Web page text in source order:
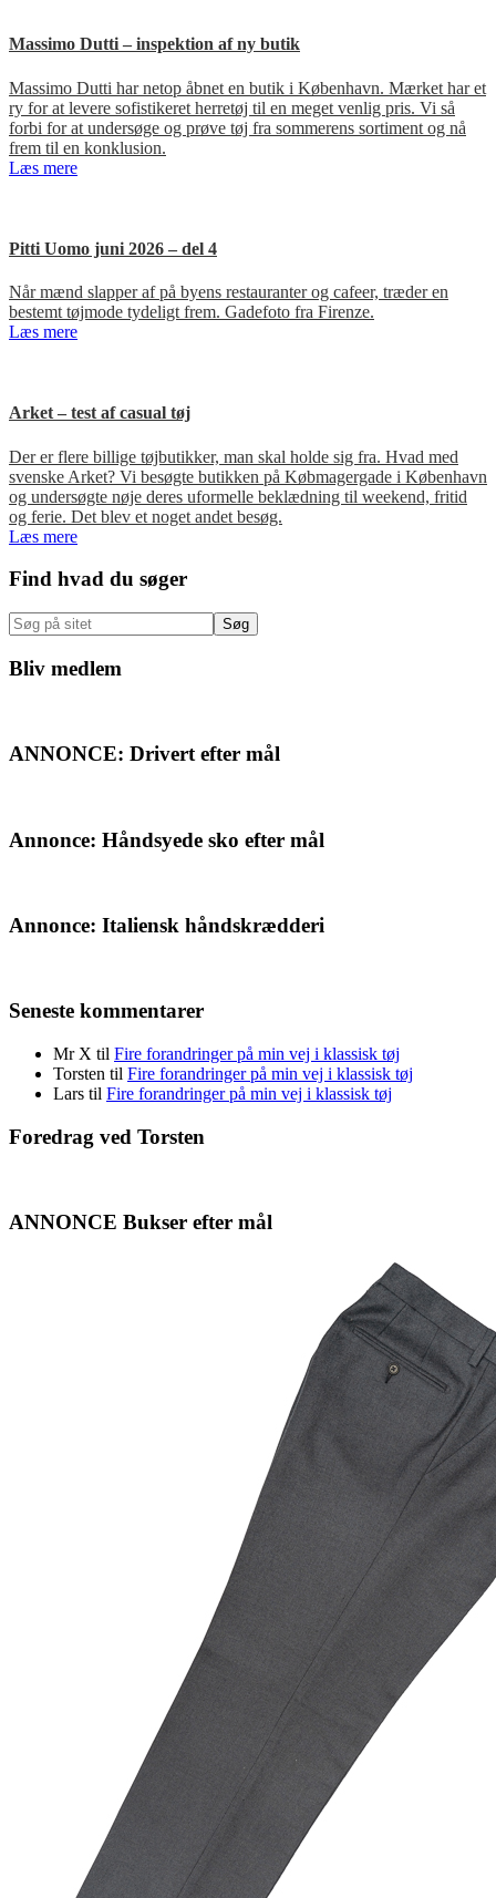
Massimo Dutti – inspektion af ny butik
Massimo Dutti har netop åbnet en butik i København. Mærket har et
ry for at levere sofistikeret herretøj til en meget venlig pris. Vi så
forbi for at undersøge og prøve tøj fra sommerens sortiment og nå
frem til en konklusion.
Læs mere
Pitti Uomo juni 2026 – del 4
Når mænd slapper af på byens restauranter og cafeer, træder en
bestemt tøjmode tydeligt frem. Gadefoto fra Firenze.
Læs mere
Arket – test af casual tøj
Der er flere billige tøjbutikker, man skal holde sig fra. Hvad med
svenske Arket? Vi besøgte butikken på Købmagergade i København
og undersøgte nøje deres uformelle beklædning til weekend, fritid
og ferie. Det blev et noget andet besøg.
Læs mere
Primær
Sidebar
Find hvad du søger
Søg
på
sitet
Bliv medlem
ANNONCE: Drivert efter mål
Annonce: Håndsyede sko efter mål
Annonce: Italiensk håndskrædderi
Seneste kommentarer
Mr X til Fire forandringer på min vej i klassisk tøj
Torsten til Fire forandringer på min vej i klassisk tøj
Lars til Fire forandringer på min vej i klassisk tøj
Foredrag ved Torsten
ANNONCE Bukser efter mål